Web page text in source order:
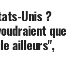
Unis ?
que
ailleurs",